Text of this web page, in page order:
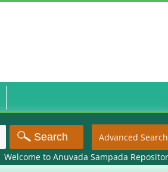
Advanced Search
Welcome to Anuvada Sampada Repository